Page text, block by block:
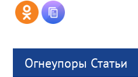
Огнеупоры Статьи